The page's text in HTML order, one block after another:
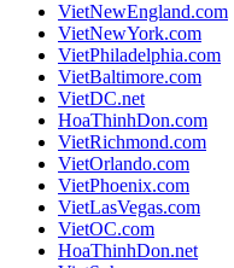
VietNewEngland.com
VietNewYork.com
VietPhiladelphia.com
VietBaltimore.com
VietDC.net
HoaThinhDon.com
VietRichmond.com
VietOrlando.com
VietPhoenix.com
VietLasVegas.com
VietOC.com
HoaThinhDon.net